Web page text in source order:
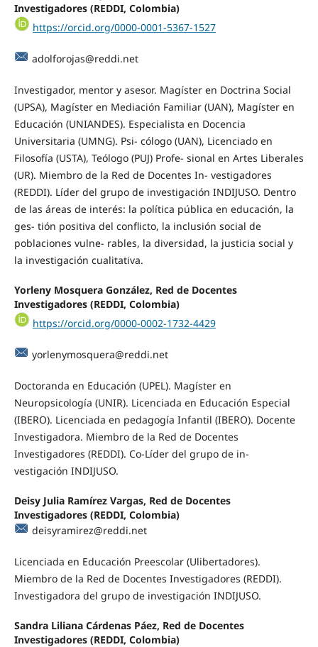
Investigadores (REDDI, Colombia)
https://orcid.org/0000-0001-5367-1527
adolforojas@reddi.net
Investigador, mentor y asesor. Magíster en Doctrina Social
(UPSA), Magíster en Mediación Familiar (UAN), Magíster en
Educación (UNIANDES). Especialista en Docencia
Universitaria (UMNG). Psi- cólogo (UAN), Licenciado en
Filosofía (USTA), Teólogo (PUJ) Profe- sional en Artes Liberales
(UR). Miembro de la Red de Docentes In- vestigadores
(REDDI). Líder del grupo de investigación INDIJUSO. Dentro
de las áreas de interés: la política pública en educación, la
ges- tión positiva del conflicto, la inclusión social de
poblaciones vulne- rables, la diversidad, la justicia social y
la investigación cualitativa.
Yorleny Mosquera González, Red de Docentes
Investigadores (REDDI, Colombia)
https://orcid.org/0000-0002-1732-4429
yorlenymosquera@reddi.net
Doctoranda en Educación (UPEL). Magíster en
Neuropsicología (UNIR). Licenciada en Educación Especial
(IBERO). Licenciada en pedagogía Infantil (IBERO). Docente
Investigadora. Miembro de la Red de Docentes
Investigadores (REDDI). Co-Líder del grupo de in-
vestigación INDIJUSO.
Deisy Julia Ramírez Vargas, Red de Docentes
Investigadores (REDDI, Colombia)
deisyramirez@reddi.net
Licenciada en Educación Preescolar (Ulibertadores).
Miembro de la Red de Docentes Investigadores (REDDI).
Investigadora del grupo de investigación INDIJUSO.
Sandra Liliana Cárdenas Páez, Red de Docentes
Investigadores (REDDI, Colombia)